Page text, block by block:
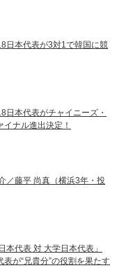
日本代表が3対1で韓国に競
日本代表がチャイニーズ・
ナル進出決定！
／藤平 尚真（横浜3年・投
本代表 対 大学日本代表」
が“兄貴分”の役割を果たす